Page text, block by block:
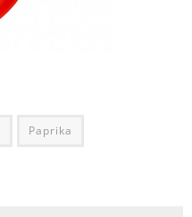
Paprika